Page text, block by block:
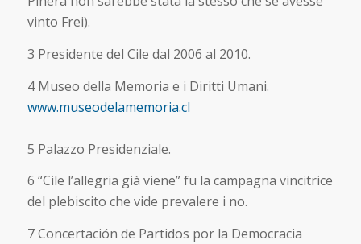
vinto Frei).
3 Presidente del Cile dal 2006 al 2010.
4 Museo della Memoria e i Diritti Umani.
www.museodelamemoria.cl
5 Palazzo Presidenziale.
6 “Cile l’allegria già viene” fu la campagna vincitrice
del plebiscito che vide prevalere i no.
7 Concertación de Partidos por la Democracia